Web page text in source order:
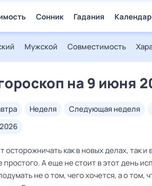
Сонник Гадания
Мужской Совместимость
на 9 июня
неделя следующая неделя
2026
как в новых делах, так и
А еще не стоит в этот день
не о том, чего хочется, а о том,